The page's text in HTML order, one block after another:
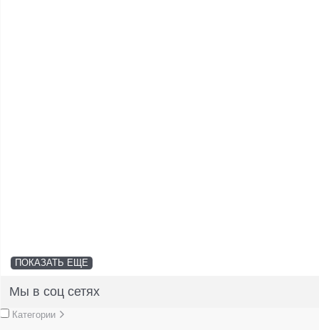
ПОКАЗАТЬ ЕЩЕ
Мы в соц сетях
Категории